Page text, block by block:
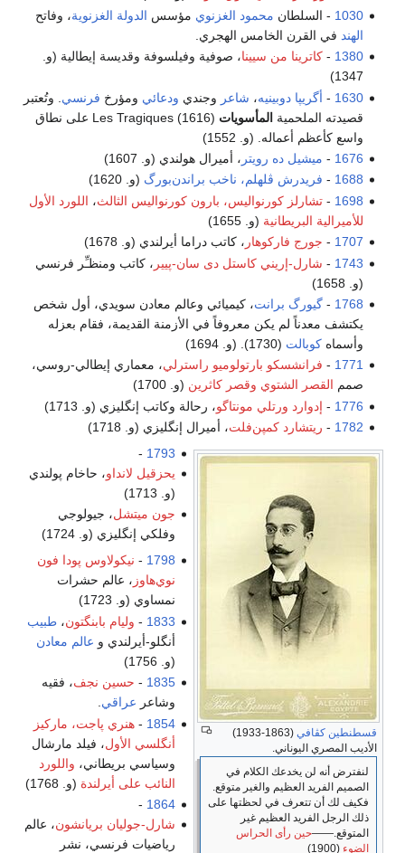
محمود الغزنويمؤسسالدولة الغزنوية، وفاتح
الخامس الهجري.
من سيينا، صوفية وفيلسوفة وقديسة إيطالية (و.
دوبينيه،شاعر وجنديودعائيومؤرخفرنسي. وتُعتبر
المأسويات
Les Tragiques (1616) على نطاق
(و. 1552)
ده رويتر، أميرال هولندي (و. 1607)
ڤلهلم، ناخب براندن‌بورگ(و. 1620)
كورنواليس، بارون كورنواليس الثالث، اللورد الأول
(و. 1655)
فاركوهار، كاتب دراما أيرلندي (و. 1678)
إريني كاستل دى سان-پيير، كاتب ومنظـِّر فرنسي
برانت، كيميائي وعالم معادن سويدي، أول شخص
لم يكن معروفاً في الأزمنة القديمة، فقام بعزله
بارتولوميو راسترلي ، معماري إيطالي-روسي،
وقصر كاثرين(و. 1700)
ورتلي مونتاگو، رحالة وكاتب إنگليزي (و. 1713)
كمپن‌فلت ، أميرال إنگليزي (و. 1718)
(1863-1933)
الكلام في
والغير متوقع.
في لحظتها على
العظيم غير
رأى الحراس
1793
-
، حاخام پولندي
جون ميتشل
، جيولوجي
وفلكي إنگليزي (و. 1724)
1798
نيكولاوس پودا فون
نوي‌هاوز ، عالم حشرات
نمساوي (و. 1723)
1833
- وليام بابنگتون،طبيب
أنگلو-أيرلندي و
عالم معادن
حسين نجف ، فقيه
وشاعرعراقي
1854
-هنري پاجت، ماركيز
، فيلد مارشال
وسياسي بريطاني،
واللورد
النائب على أيرلندة
(و. 1768)
1864
-
شارل-جوليان بريانشون، عالم
رياضيات فرنسي، نشر